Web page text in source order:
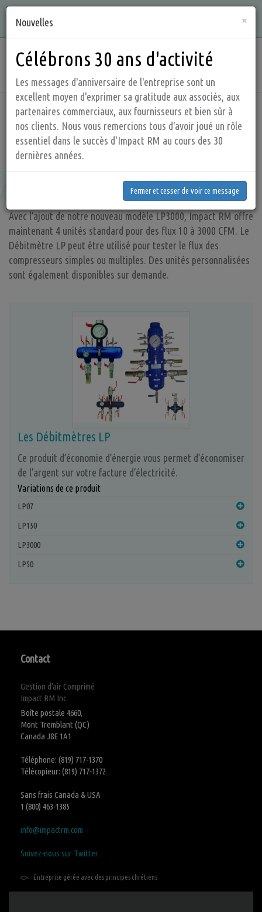
Aller
contenu
principal
Accueil Produits Les débitmètres
Le Débitmètre LP mécanique
Le Débitmètre LP mécanique
Avec l’ajout de notre nouveau modèle LP3000, Impact RM offre
maintenant 4 unités standard pour des flux 10 à 3000 CFM. Le
Débitmètre LP peut être utilisé pour tester le flux des
compresseurs simples ou multiples. Des unités personnalisées
sont également disponibles sur demande.
Les Débitmètres LP
Ce produit d’économie d’énergie vous permet d’économiser
de l’argent sur votre facture d’électricité.
Variations de ce produit
LP07
LP150
LP3000
LP50
Contact
Gestion d'air Comprimé
Impact RM Inc.
Boîte postale 4660,
Mont Tremblant (QC)
Canada J8E 1A1
Téléphone: (819) 717-1370
Télécopieur: (819) 717-1372
Sans frais Canada & USA
1 (800) 463-1385
info@impactrm.com
Suivez-nous sur Twitter
Entreprise gérée avec des principes chrétiens
×
Nouvelles
Célébrons 30 ans d'activité
Les messages d'anniversaire de l'entreprise sont un
excellent moyen d'exprimer sa gratitude aux associés, aux
partenaires commerciaux, aux fournisseurs et bien sûr à
nos clients. Nous vous remercions tous d'avoir joué un rôle
essentiel dans le succès d'Impact RM au cours des 30
dernières années.
Fermer et cesser de voir ce message